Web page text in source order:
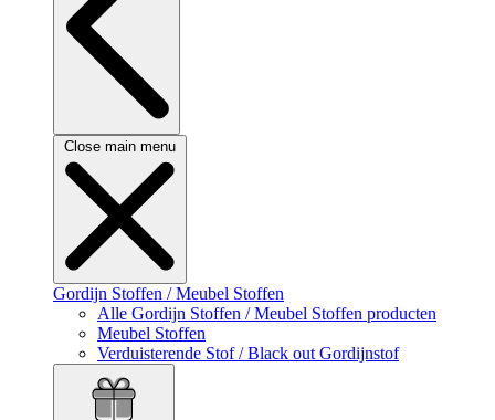
Close main menu
Gordijn Stoffen / Meubel Stoffen
Alle Gordijn Stoffen / Meubel Stoffen producten
Meubel Stoffen
Verduisterende Stof / Black out Gordijnstof